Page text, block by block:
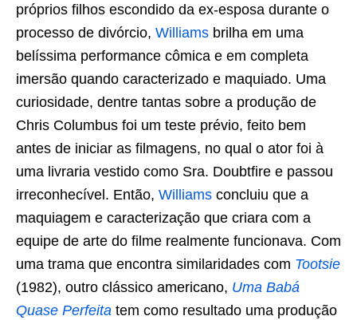
próprios filhos escondido da ex-esposa durante o
processo de divórcio, Williams brilha em uma
belíssima performance cômica e em completa
imersão quando caracterizado e maquiado. Uma
curiosidade, dentre tantas sobre a produção de
Chris Columbus foi um teste prévio, feito bem
antes de iniciar as filmagens, no qual o ator foi à
uma livraria vestido como Sra. Doubtfire e passou
irreconhecível. Então, Williams concluiu que a
maquiagem e caracterização que criara com a
equipe de arte do filme realmente funcionava. Com
uma trama que encontra similaridades com Tootsie
(1982), outro clássico americano, Uma Babá
Quase Perfeita tem como resultado uma produção